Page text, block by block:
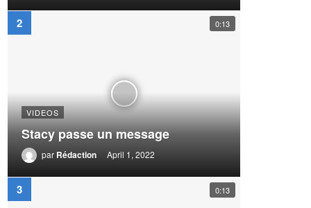
0:13
VIDEOS
Stacy passe un message
par Rédaction April 1, 2022
0:13